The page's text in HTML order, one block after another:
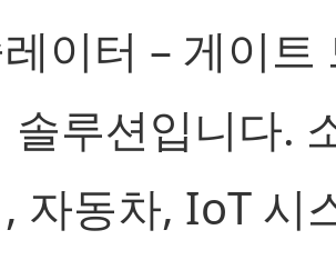
이터 – 게이트
솔루션입니다.
자동차, IoT 시